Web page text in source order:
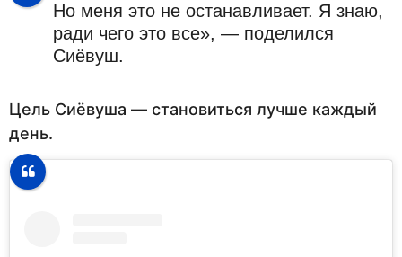
Но меня это не останавливает. Я знаю,
ради чего это все», — поделился
Сиёвуш.
Цель Сиёвуша — становиться лучше каждый
день.